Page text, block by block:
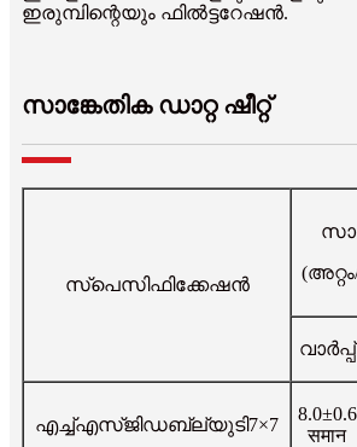
ഇരുമ്പിന്റെയും ഫിൽട്ടറേഷൻ.
സാങ്കേതിക ഡാറ്റ ഷീറ്റ്
സ്പെസിഫിക്കേഷൻ
(അറ്റം/
വാർപ്പ്
എച്ച്എസ്ജിഡബ്ല്യുടി7×7
8.0±0.6
समान